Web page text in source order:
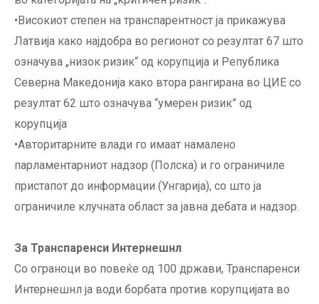
•Високиот степен на транспарентност ја прикажува
Латвија како најдобра во регионот со резултат 67 што
означува „низок ризик“ од корупција и Република
Северна Македонија како втора рангирана во ЦИЕ со
резултат 62 што означува “умерен ризик” од
корупција
•Авторитарните влади го имаат намалено
парламентарниот надзор (Полска) и го ограничиле
пристапот до информации (Унгарија), со што ја
ограничиле клучната област за јавна дебата и надзор.
За Транспаренси Интернешнл
Со ограноци во повеќе од 100 држави, Транспаренси
Интернешнл ја води борбата против корупцијата во